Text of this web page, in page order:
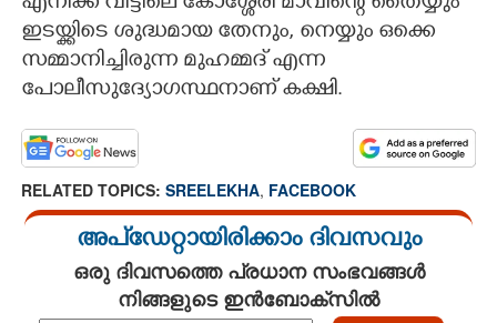
ഇടയ്ക്കിടെ ശുദ്ധമായ തേനും, നെയ്യും ഒക്കെ
സമ്മാനിച്ചിരുന്ന മുഹമ്മദ്‌ എന്ന
പോലീസുദ്യോഗസ്ഥനാണ് കക്ഷി.
RELATED TOPICS: SREELEKHA, FACEBOOK
അപ്ഡേറ്റായിരിക്കാം ദിവസവും
ഒരു ദിവസത്തെ പ്രധാന സംഭവങ്ങൾ
നിങ്ങളുടെ ഇൻബോക്സിൽ